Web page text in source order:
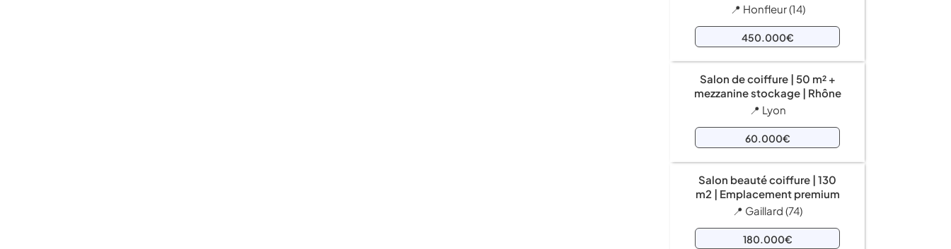
📍 Honfleur (14)
450.000€
Salon de coiffure | 50 m² +
mezzanine stockage | Rhône
📍 Lyon
60.000€
Salon beauté coiffure | 130
m2 | Emplacement premium
📍 Gaillard (74)
180.000€